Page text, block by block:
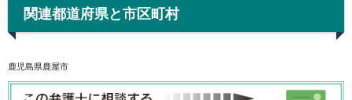
関連都道府県と市区町村
鹿児島県鹿屋市